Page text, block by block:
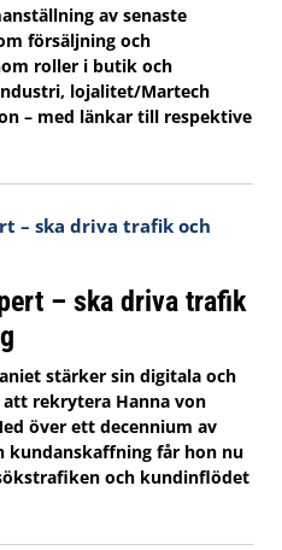
av senaste
försäljning och
roller i butik och
lojalitet/Martech
– med länkar till respektive
– ska driva trafik
stärker sin digitala och
rekrytera Hanna von
över ett decennium av
får hon nu
och kundinflödet